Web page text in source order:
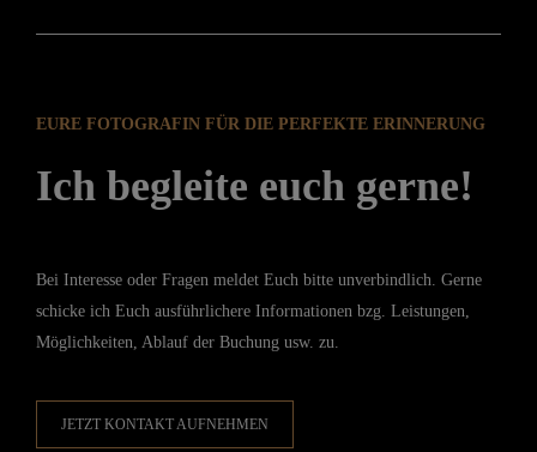
EURE FOTOGRAFIN FÜR DIE PERFEKTE ERINNERUNG
Ich begleite euch gerne!
Bei Interesse oder Fragen meldet Euch bitte unverbindlich. Gerne
schicke ich Euch ausführlichere Informationen bzg. Leistungen,
Möglichkeiten, Ablauf der Buchung usw. zu.
JETZT KONTAKT AUFNEHMEN